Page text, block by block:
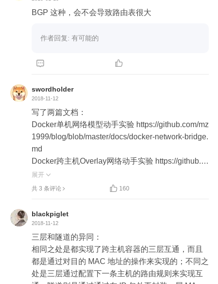
BGP 这种，会不会导致路由表很大
作者回复: 有可能的
 
swordholder
2018-11-12
写了两篇文档：
Docker单机网络模型动手实验 https://github.com/mz
1999/blog/blob/master/docs/docker-network-bridge.
md
Docker跨主机Overlay网络动手实验 https://github.c
om/mz1999/blog/blob/master/docs/docker-overlay-
networks.md
小伙伴有所帮助。
看来学完了这篇，可以再写一个Docker跨主机路由
方案动手实验
展开 
共 3 条评论  160
blackpiglet
2018-11-12
三层和隧道的异同：
相同之处是都实现了跨主机容器的三层互通，而且
都是通过对目的 MAC 地址的操作来实现的；不同之
处是三层通过配置下一条主机的路由规则来实现互